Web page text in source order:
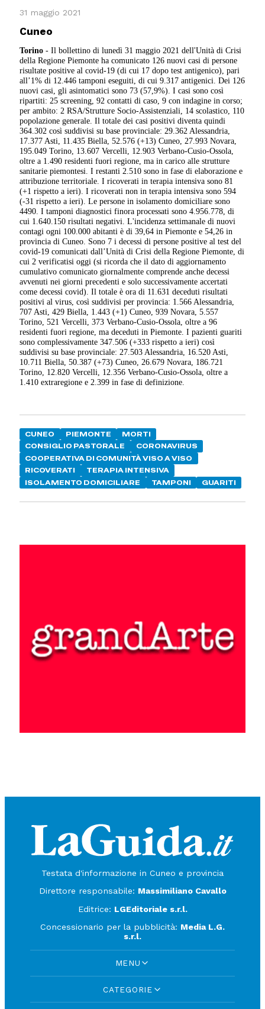
31 maggio 2021
Cuneo
Torino - Il bollettino di lunedì 31 maggio 2021 dell'Unità di Crisi
della Regione Piemonte ha comunicato 126 nuovi casi di persone
risultate positive al covid-19 (di cui 17 dopo test antigenico), pari
all’1% di 12.446 tamponi eseguiti, di cui 9.317 antigenici. Dei 126
nuovi casi, gli asintomatici sono 73 (57,9%). I casi sono così
ripartiti: 25 screening, 92 contatti di caso, 9 con indagine in corso;
per ambito: 2 RSA/Strutture Socio-Assistenziali, 14 scolastico, 110
popolazione generale. Il totale dei casi positivi diventa quindi
364.302 così suddivisi su base provinciale: 29.362 Alessandria,
17.377 Asti, 11.435 Biella, 52.576 (+13) Cuneo, 27.993 Novara,
195.049 Torino, 13.607 Vercelli, 12.903 Verbano-Cusio-Ossola,
oltre a 1.490 residenti fuori regione, ma in carico alle strutture
sanitarie piemontesi. I restanti 2.510 sono in fase di elaborazione e
attribuzione territoriale. I ricoverati in terapia intensiva sono 81
(+1 rispetto a ieri). I ricoverati non in terapia intensiva sono 594
(-31 rispetto a ieri). Le persone in isolamento domiciliare sono
4490. I tamponi diagnostici finora processati sono 4.956.778, di
cui 1.640.150 risultati negativi. L'incidenza settimanale di nuovi
contagi ogni 100.000 abitanti è di 39,64 in Piemonte e 54,26 in
provincia di Cuneo. Sono 7 i decessi di persone positive al test del
covid-19 comunicati dall’Unità di Crisi della Regione Piemonte, di
cui 2 verificatisi oggi (si ricorda che il dato di aggiornamento
cumulativo comunicato giornalmente comprende anche decessi
avvenuti nei giorni precedenti e solo successivamente accertati
come decessi covid). Il totale è ora di 11.631 deceduti risultati
positivi al virus, così suddivisi per provincia: 1.566 Alessandria,
707 Asti, 429 Biella, 1.443 (+1) Cuneo, 939 Novara, 5.557
Torino, 521 Vercelli, 373 Verbano-Cusio-Ossola, oltre a 96
residenti fuori regione, ma deceduti in Piemonte. I pazienti guariti
sono complessivamente 347.506 (+333 rispetto a ieri) così
suddivisi su base provinciale: 27.503 Alessandria, 16.520 Asti,
10.711 Biella, 50.387 (+73) Cuneo, 26.679 Novara, 186.721
Torino, 12.820 Vercelli, 12.356 Verbano-Cusio-Ossola, oltre a
1.410 extraregione e 2.399 in fase di definizione.
CUNEO PIEMONTE
MORTI
CONSIGLIO PASTORALE
CORONAVIRUS
COOPERATIVA DI COMUNITÀ VISO A VISO
RICOVERATI
TERAPIA INTENSIVA
ISOLAMENTO DOMICILIARE
TAMPONI GUARITI
Testata d'informazione in Cuneo e provincia
Direttore responsabile: Massimiliano Cavallo
Editrice: LGEditoriale s.r.l.
Concessionario per la pubblicità: Media L.G.
s.r.l.
MENU
CATEGORIE